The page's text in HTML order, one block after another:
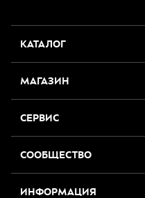
КАТАЛОГ
МАГАЗИН
СЕРВИС
СООБЩЕСТВО
ИНФОРМАЦИЯ